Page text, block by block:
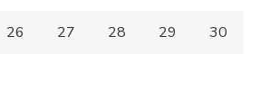
26 27 28 29 30